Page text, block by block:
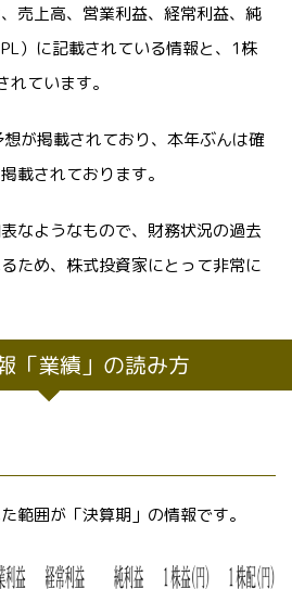
売上高、営業利益、経常利益、純
）に記載されている情報と、1株
ています。
が掲載されており、本年ぶんは確
載されております。
なようなもので、財務状況の過去
ため、株式投資家にとって非常に
「業績」の読み方
範囲が「決算期」の情報です。